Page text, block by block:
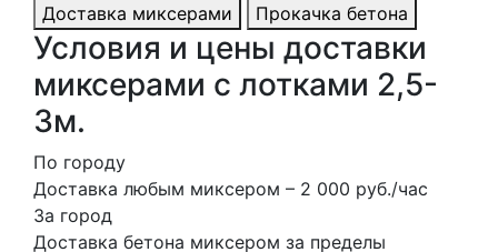
Доставка миксерами Прокачка бетона
Условия и цены доставки
миксерами с лотками 2,5-
3м.
По городу
Доставка любым миксером – 2 000 руб./чаc
За город
Доставка бетона миксером за пределы